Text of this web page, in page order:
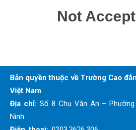
Bản quyền thuộc về Trường Cao
Việt Nam
Địa chỉ: Số 8 Chu Văn An –
Ninh